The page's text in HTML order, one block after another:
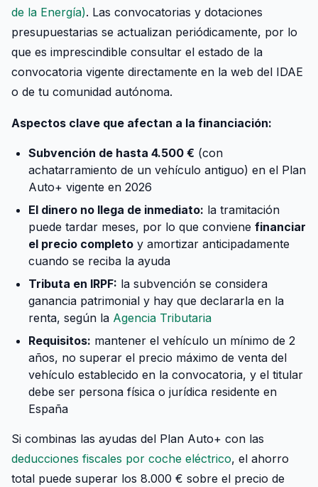
de la Energía). Las convocatorias y dotaciones
presupuestarias se actualizan periódicamente, por lo
que es imprescindible consultar el estado de la
convocatoria vigente directamente en la web del IDAE
o de tu comunidad autónoma.
Aspectos clave que afectan a la financiación:
Subvención de hasta 4.500 € (con
achatarramiento de un vehículo antiguo) en el Plan
Auto+ vigente en 2026
El dinero no llega de inmediato: la tramitación
puede tardar meses, por lo que conviene financiar
el precio completo y amortizar anticipadamente
cuando se reciba la ayuda
Tributa en IRPF: la subvención se considera
ganancia patrimonial y hay que declararla en la
renta, según la Agencia Tributaria
Requisitos: mantener el vehículo un mínimo de 2
años, no superar el precio máximo de venta del
vehículo establecido en la convocatoria, y el titular
debe ser persona física o jurídica residente en
España
Si combinas las ayudas del Plan Auto+ con las
deducciones fiscales por coche eléctrico, el ahorro
total puede superar los 8.000 € sobre el precio de